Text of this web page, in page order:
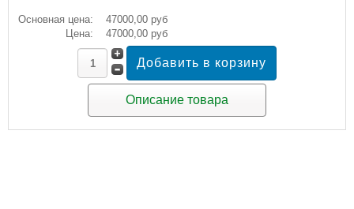
Основная цена:
47000,00 руб
Цена:
47000,00 руб
Описание товара